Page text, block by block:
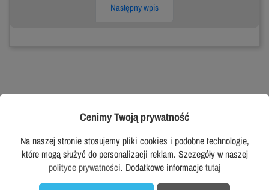
Następny wpis
PRACUJ WYGODNIE, WYGLĄDAJ
DOBRZE
Cenimy Twoją prywatność
Na naszej stronie stosujemy pliki cookies i podobne technologie,
które mogą służyć do personalizacji reklam. Szczegóły w naszej
polityce prywatności. Dodatkowe informacjetutaj